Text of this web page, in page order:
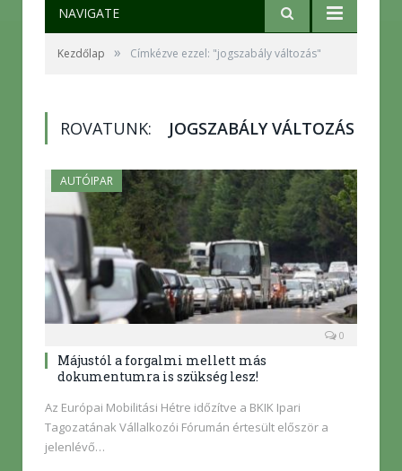
NAVIGATE
Kezdőlap » Címkézve ezzel: "jogszabály változás"
ROVATUNK: JOGSZABÁLY VÁLTOZÁS
AUTÓIPAR
0
Májustól a forgalmi mellett más
dokumentumra is szükség lesz!
Az Európai Mobilitási Hétre időzítve a BKIK Ipari
Tagozatának Vállalkozói Fórumán értesült először a
jelenlévő…